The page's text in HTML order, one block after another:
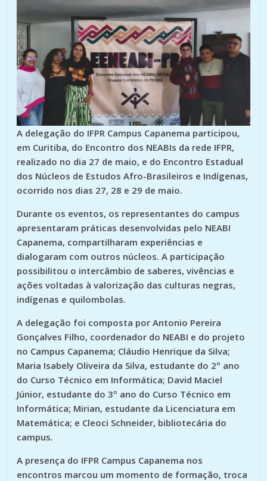
A delegação do IFPR Campus Capanema participou,
em Curitiba, do Encontro dos NEABIs da rede IFPR,
realizado no dia 27 de maio, e do Encontro Estadual
dos Núcleos de Estudos Afro-Brasileiros e Indígenas,
ocorrido nos dias 27, 28 e 29 de maio.
Durante os eventos, os representantes do campus
apresentaram práticas desenvolvidas pelo NEABI
Capanema, compartilharam experiências e
dialogaram com outros núcleos. A participação
possibilitou o intercâmbio de saberes, vivências e
ações voltadas à valorização das culturas negras,
indígenas e quilombolas.
A delegação foi composta por Antonio Pereira
Gonçalves Filho, coordenador do NEABI e do projeto
no Campus Capanema; Cláudio Henrique da Silva;
Maria Isabely Oliveira da Silva, estudante do 2º ano
do Curso Técnico em Informática; David Maciel
Júnior, estudante do 3º ano do Curso Técnico em
Informática; Mirian, estudante da Licenciatura em
Matemática; e Cleoci Schneider, bibliotecária do
campus.
A presença do IFPR Campus Capanema nos
encontros marcou um momento de formação, troca